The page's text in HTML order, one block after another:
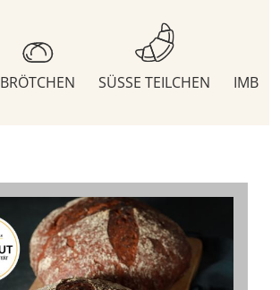
BRÖTCHEN SÜSSE TEILCHEN